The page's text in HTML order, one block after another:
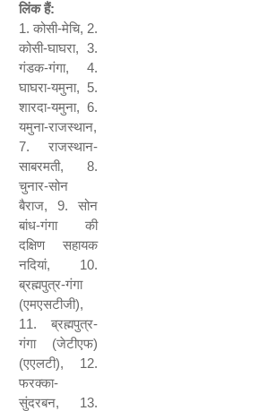
लिंक हैं:
1. कोसी-मेचि, 2.
कोसी-घाघरा, 3.
गंडक-गंगा, 4.
घाघरा-यमुना, 5.
शारदा-यमुना, 6.
यमुना-राजस्थान,
7. राजस्थान-
साबरमती, 8.
चुनार-सोन
बैराज, 9. सोन
बांध-गंगा की
दक्षिण सहायक
नदियां, 10.
ब्रह्मपुत्र-गंगा
(एमएसटीजी),
11. ब्रह्मपुत्र-
गंगा (जेटीएफ)
(एएलटी), 12.
फरक्का-
सुंदरबन, 13.